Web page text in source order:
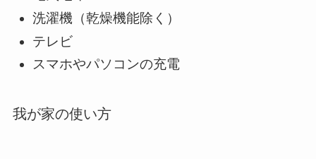
洗濯機（乾燥機能除く）
テレビ
スマホやパソコンの充電
我が家の使い方